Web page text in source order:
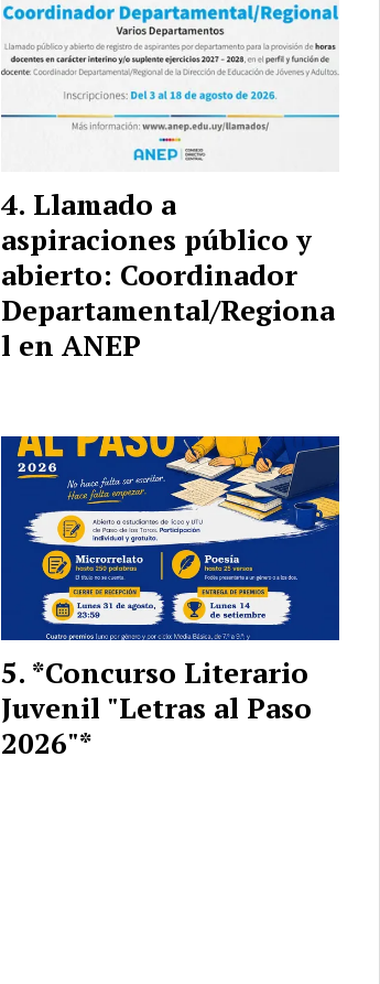
Llamado a
aspiraciones público y
abierto: Coordinador
Departamental/Regiona
l en ANEP
*Concurso Literario
Juvenil "Letras al Paso
2026"*